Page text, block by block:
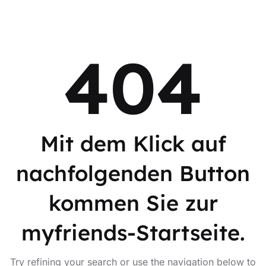
404
Mit dem Klick auf
nachfolgenden Button
kommen Sie zur
myfriends-Startseite.
Try refining your search or use the navigation below to